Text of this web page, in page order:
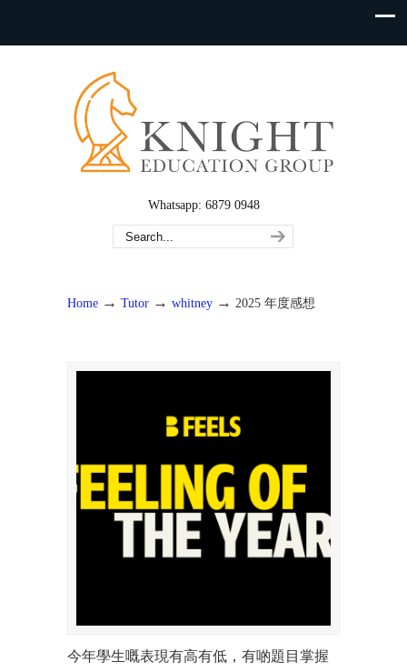
Whatsapp: 6879 0948
Home → Tutor → whitney → 2025 年度感想
今年學生嘅表現有高有低，有啲題目掌握